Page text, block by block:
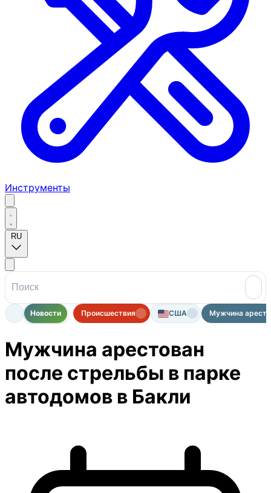
Инструменты
RU
Новости Происшествия США Мужчина
Мужчина арестован
после стрельбы в парке
автодомов в Бакли